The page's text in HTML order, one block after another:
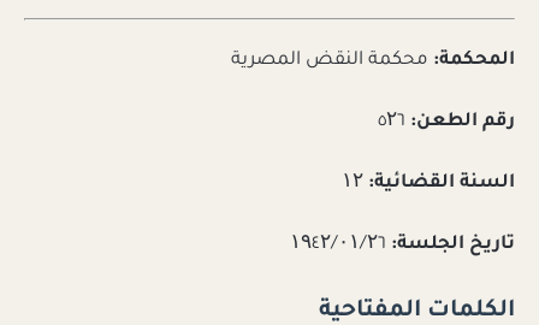
المحكمة: محكمة النقض المصرية
رقم الطعن:
السنة القضائية:
تاريخ الجلسة:
الكلمات المفتاحية